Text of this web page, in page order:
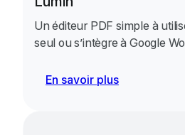
Un éditeur PDF simple à
seul ou s’intègre à Google
En savoir plus